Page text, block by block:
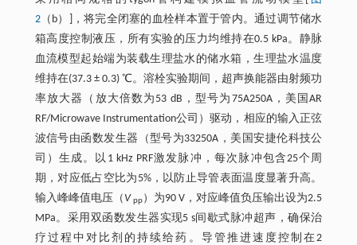
2（b）]，将完全闭塞的血栓样本置于管内。通过调节储水
箱高度控制液压，所有实验的压力均维持在0.5 kPa。静脉
血流模型起始端为装载生理盐水的储水箱，生理盐水温度
维持在(37.3 ± 0.3) ℃。溶栓实验期间，超声换能器由射频功
率放大器（放大倍数为53 dB，型号为75A250A，美国AR
RF/Microwave Instrumentation公司）驱动，相应的输入正弦
波信号由函数发生器（型号为33250A，美国安捷伦科技公
司）生成。以1 kHz PRF激发脉冲，每次脉冲包含25个周
期，对应低占空比为5%，以防止导管表面温度显著升高。
输入峰峰值电压（ V pp）为90 V，对应峰值负压输出设为2.5
MPa。采用双函数发生器实现5 s间歇式脉冲超声，确保治
疗过程中对比剂的持续给药。导管推进速度控制在2